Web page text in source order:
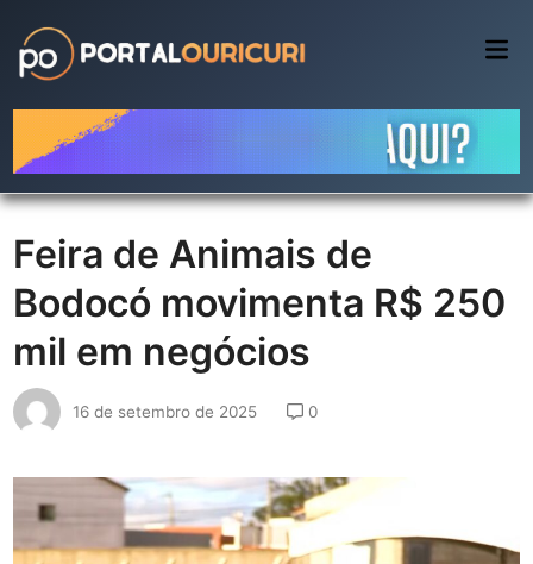
content
Feira de Animais de
Bodocó movimenta R$ 250
mil em negócios
16 de setembro de 2025 0